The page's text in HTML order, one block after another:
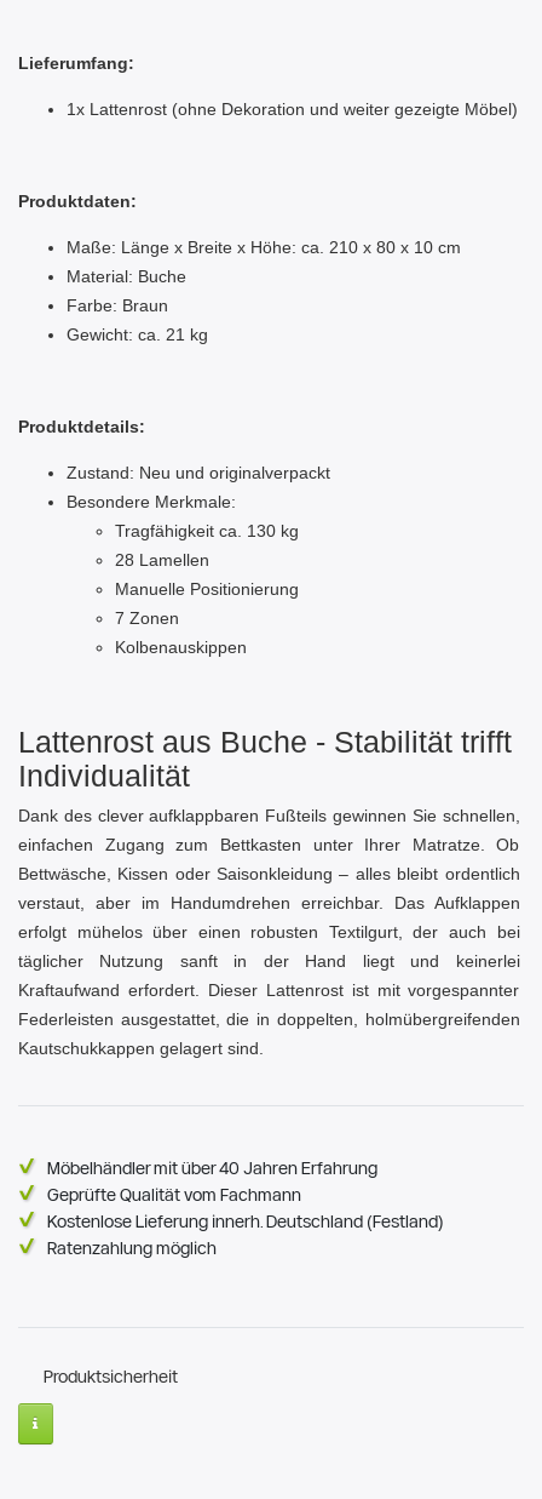
Lieferumfang:
1x Lattenrost (ohne Dekoration und weiter gezeigte Möbel)
Produktdaten:
Maße: Länge x Breite x Höhe: ca. 210 x 80 x 10 cm
Material: Buche
Farbe: Braun
Gewicht: ca. 21 kg
Produktdetails:
Zustand: Neu und originalverpackt
Besondere Merkmale:
Tragfähigkeit ca. 130 kg
28 Lamellen
Manuelle Positionierung
7 Zonen
Kolbenauskippen
Lattenrost aus Buche - Stabilität trifft
Individualität
Dank des clever aufklappbaren Fußteils gewinnen Sie schnellen,
einfachen Zugang zum Bettkasten unter Ihrer Matratze. Ob
Bettwäsche, Kissen oder Saisonkleidung – alles bleibt ordentlich
verstaut, aber im Handumdrehen erreichbar. Das Aufklappen
erfolgt mühelos über einen robusten Textilgurt, der auch bei
täglicher Nutzung sanft in der Hand liegt und keinerlei
Kraftaufwand erfordert. Dieser Lattenrost ist mit vorgespannter
Federleisten ausgestattet, die in doppelten, holmübergreifenden
Kautschukkappen gelagert sind.
Möbelhändler mit über 40 Jahren Erfahrung
Geprüfte Qualität vom Fachmann
Kostenlose Lieferung innerh. Deutschland (Festland)
Ratenzahlung möglich
Produktsicherheit